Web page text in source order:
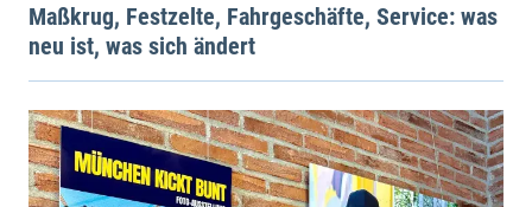
Maßkrug, Festzelte, Fahrgeschäfte, Service: was
neu ist, was sich ändert